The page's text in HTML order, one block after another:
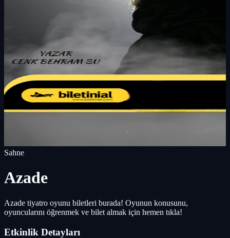
Sahne
Azade
Azade tiyatro oyunu biletleri burada! Oyunun konusunu,
oyuncularını öğrenmek ve bilet almak için hemen tıkla!
Etkinlik Detayları